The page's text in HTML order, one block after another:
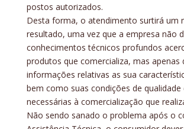
postos autorizados.
Desta forma, o atendimento surtirá um
resultado, uma vez que a empresa não
conhecimentos técnicos profundos
produtos que comercializa, mas apenas
informações relativas as sua
bem como suas condições de qualidade
necessárias à comercialização que
Não sendo sanado o problema após o